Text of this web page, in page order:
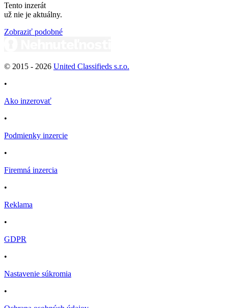
Tento inzerát
už nie je aktuálny.
Zobraziť podobné
© 2015 - 2026 United Classifieds s.r.o.
•
Ako inzerovať
•
Podmienky inzercie
•
Firemná inzercia
•
Reklama
•
GDPR
•
Nastavenie súkromia
•